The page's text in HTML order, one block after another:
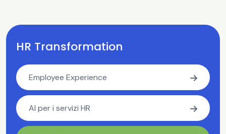
HR Transformation
Employee Experience
AI per i servizi HR